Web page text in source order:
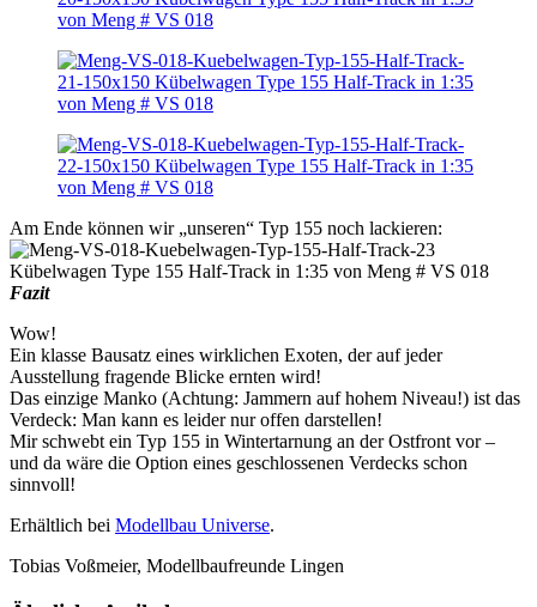
Am Ende können wir „unseren“ Typ 155 noch lackieren:
Fazit
Wow!
Ein klasse Bausatz eines wirklichen Exoten, der auf jeder
Ausstellung fragende Blicke ernten wird!
Das einzige Manko (Achtung: Jammern auf hohem Niveau!) ist das
Verdeck: Man kann es leider nur offen darstellen!
Mir schwebt ein Typ 155 in Wintertarnung an der Ostfront vor –
und da wäre die Option eines geschlossenen Verdecks schon
sinnvoll!
Erhältlich bei Modellbau Universe.
Tobias Voßmeier, Modellbaufreunde Lingen